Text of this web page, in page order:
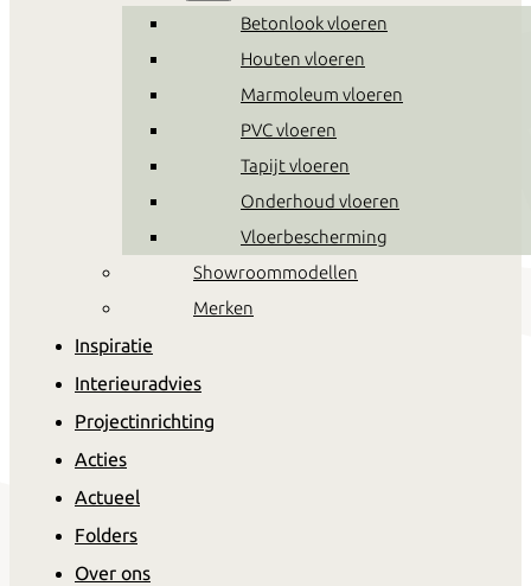
Betonlook vloeren
Houten vloeren
Marmoleum vloeren
PVC vloeren
Tapijt vloeren
Onderhoud vloeren
Vloerbescherming
Showroommodellen
Merken
Inspiratie
Interieuradvies
Projectinrichting
Acties
Actueel
Folders
Over ons